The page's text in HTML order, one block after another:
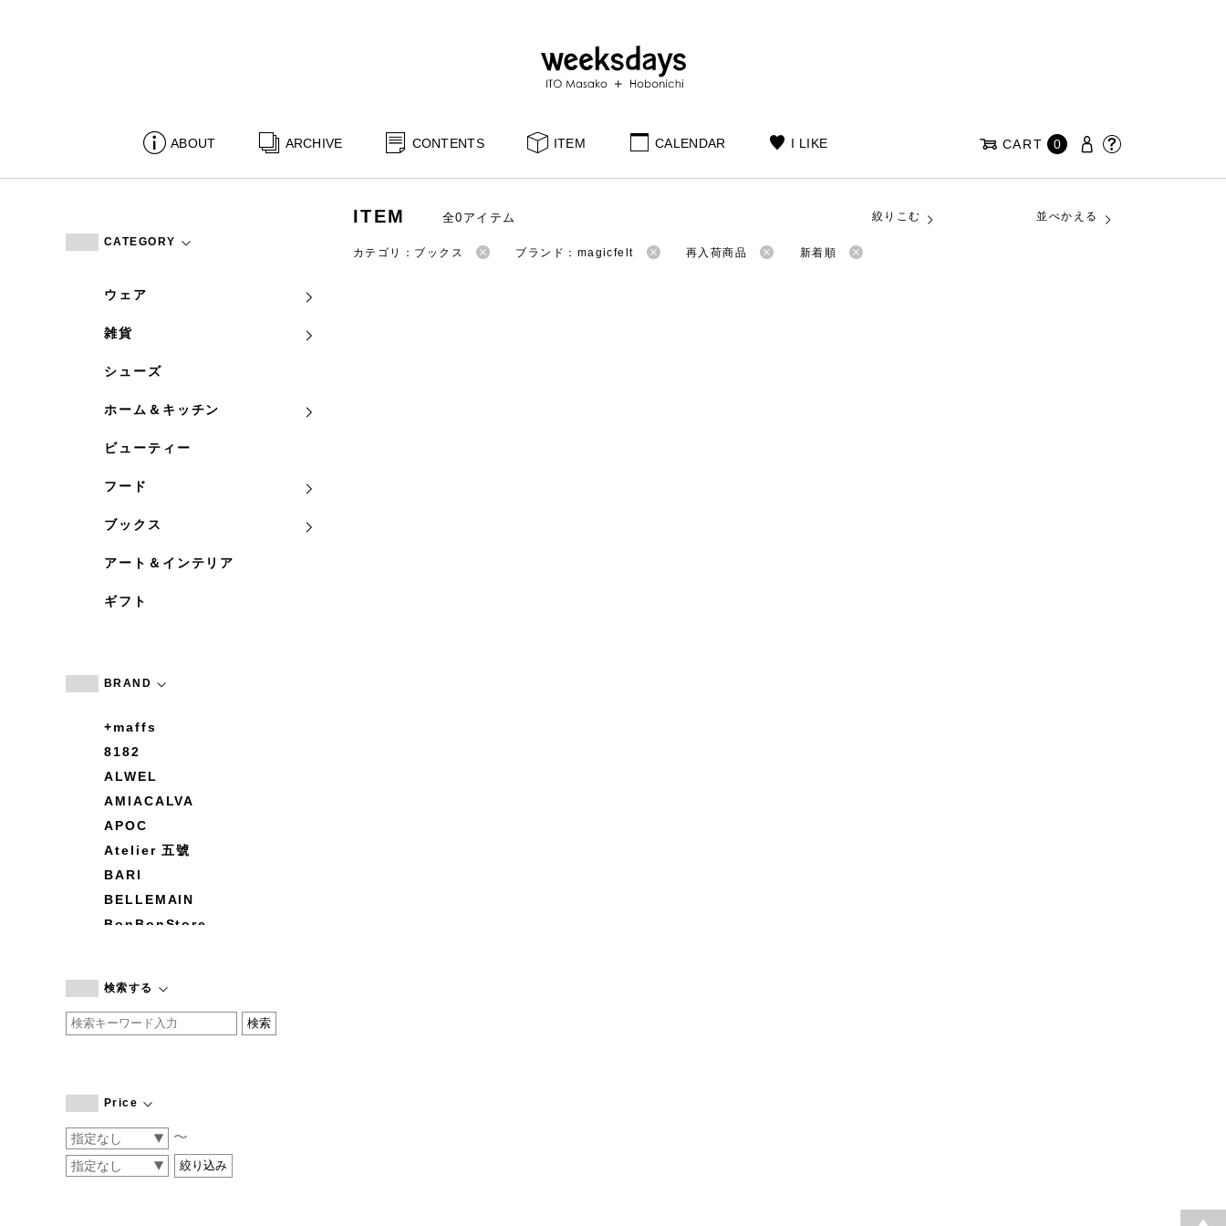
ABOUT ARCHIVE CONTENTS ITEM CALENDAR I LIKE CART 0
CATEGORY
ウェア
雑貨
シューズ
ホーム＆キッチン
ビューティー
フード
ブックス
アート＆インテリア
ギフト
BRAND
+maffs
8182
ALWEL
AMIACALVA
APOC
Atelier 五號
BARI
BELLEMAIN
BonBonStore
by basics
CATWORTH
COGTHEBIGSMOKE
CONVERSE
DEAN & DELUCA
検索する
Price
〜
ITEM 全0アイテム 絞りこむ 並べかえる
カテゴリ：ブックス ブランド：magicfelt 再入荷商品 新着順